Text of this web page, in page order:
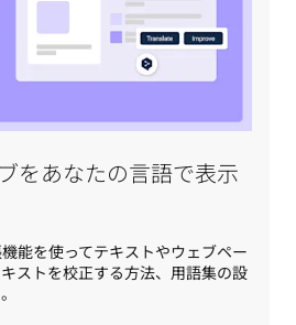
をあなたの言語で表示
能を使ってテキストやウェブペー
ストを校正する方法、用語集の設